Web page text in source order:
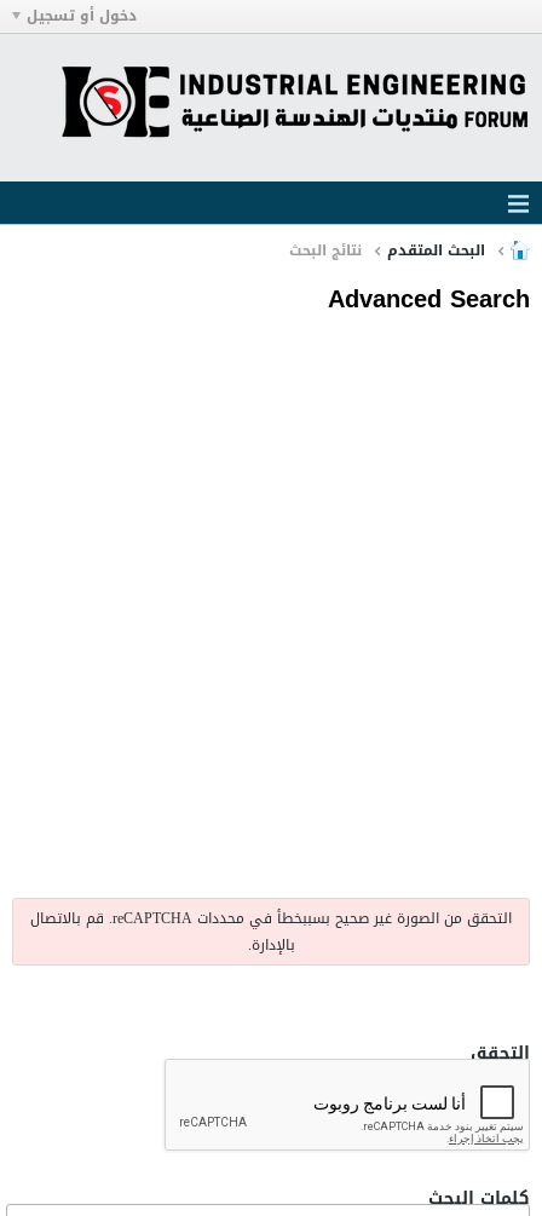
دخول أو تسجيل
البحث المتقدم نتائج البحث
Advanced Search
التحقق من الصورة غير صحيح بسببخطأ في محددات reCAPTCHA. قم بالاتصال
بالإدارة.
التحقق
كلمات البحث